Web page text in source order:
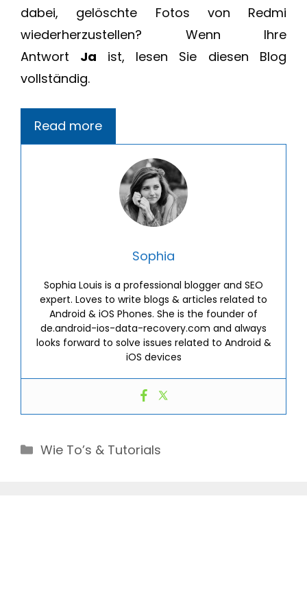
dabei, gelöschte Fotos von Redmi
wiederherzustellen? Wenn Ihre
Antwort Ja ist, lesen Sie diesen Blog
vollständig.
Read more
Sophia
Sophia Louis is a professional blogger and SEO
expert. Loves to write blogs & articles related to
Android & iOS Phones. She is the founder of
de.android-ios-data-recovery.com and always
looks forward to solve issues related to Android &
iOS devices
Categories
Wie To’s & Tutorials